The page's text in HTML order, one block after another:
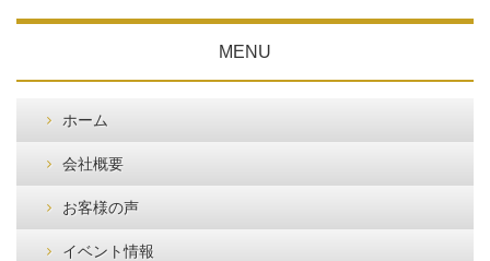
MENU
ホーム
会社概要
お客様の声
イベント情報